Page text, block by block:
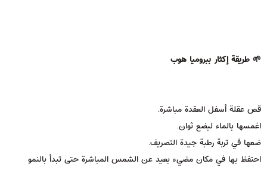
🌱 طريقة إكثار ببروميا هوب
قص عقلة أسفل العقدة مباشرة.
اغمسها بالماء لبضع ثوان.
ضعها في تربة رطبة جيدة التصريف.
احتفظ بها في مكان مضيء بعيد عن الشمس المباشرة حتى تبدأ بالنمو